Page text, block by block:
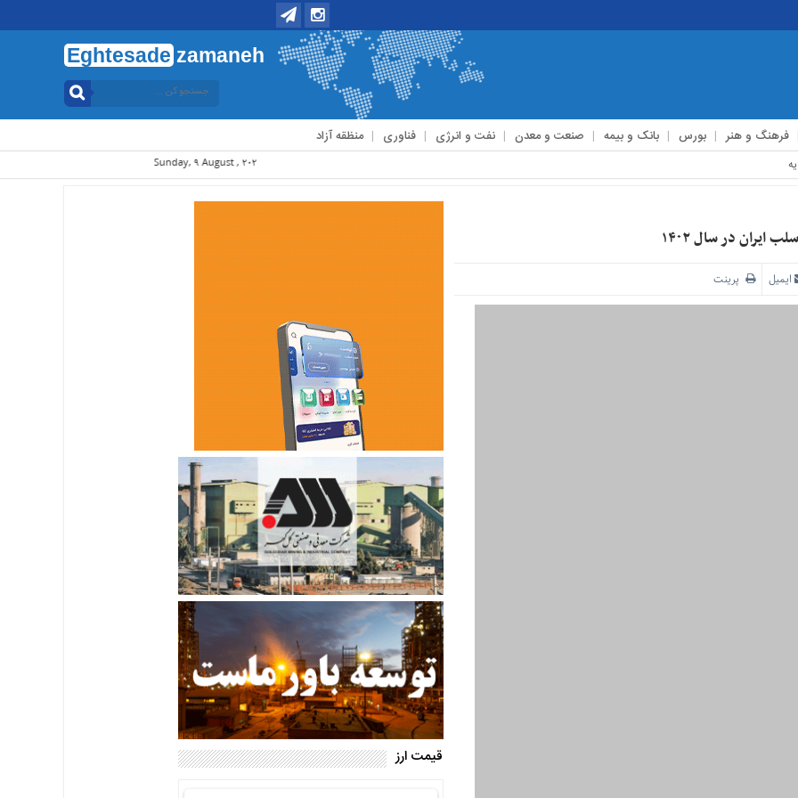
Eghtesade zamaneh
فرهنگ و هنر بورس بانک و بیمه صنعت و معدن نفت و انرژی فناوری منظقه آزاد
در سال ۱۴۰۲
ایمیل پرینت
قیمت ارز